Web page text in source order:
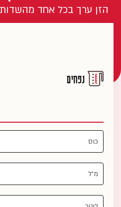
הזן ערך בכל אחד
נפחים